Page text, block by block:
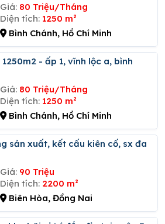
Giá: 80 Triệu/Tháng
Diện tích: 1250 m²
Bình Chánh, Hồ Chí Minh
Giá: 80 Triệu/Tháng
Diện tích: 1250 m²
Bình Chánh, Hồ Chí Minh
Giá: 90 Triệu
Diện tích: 2200 m²
Biên Hòa, Đồng Nai